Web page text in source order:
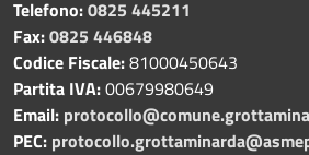
Telefono:0825 445211
Fax:0825 446848
Codice Fiscale:81000450643
Partita IVA:00679980649
Email:
PEC: